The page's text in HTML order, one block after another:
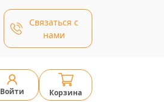
Связаться с
нами
Войти Корзина